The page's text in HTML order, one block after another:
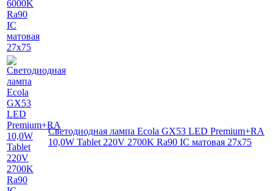
Светодиодная лампа Ecola GX53 LED Premium+RA
10,0W Tablet 220V 2700K Ra90 IC матовая 27x75